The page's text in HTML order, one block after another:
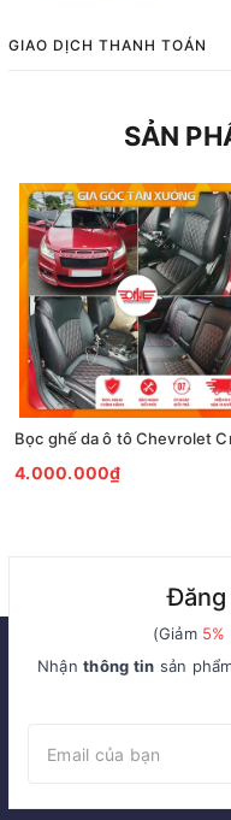
GIAO DỊCH THANH TOÁN
SẢN
4.000.000₫
Đăng
(Giảm 5%
Nhậnthông tin sản